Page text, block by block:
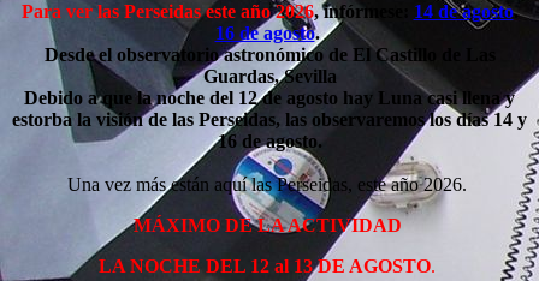
Para ver las Perseidas este año 2026, infórmese: 14 de agosto.
16 de agosto.
Desde el observatorio astronómico de El Castillo de Las
Guardas, Sevilla
Debido a que la noche del 12 de agosto hay Luna casi llena y
estorba la visión de las Perseidas, las observaremos los días 14 y
16 de agosto.
Una vez más están aquí las Perseidas, este año 2026.
MÁXIMO DE LA ACTIVIDAD
LA NOCHE DEL 12 al 13 DE AGOSTO.